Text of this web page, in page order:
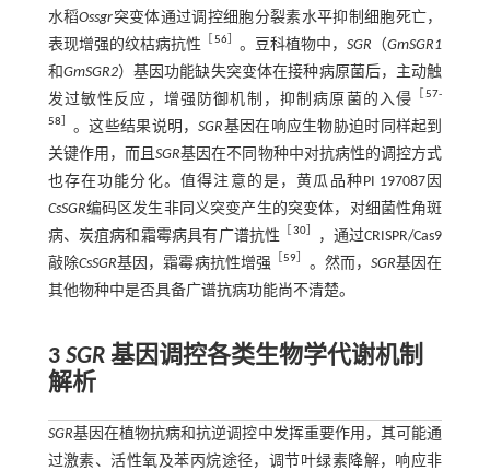
水稻Ossgr突变体通过调控细胞分裂素水平抑制细胞死亡，
表现增强的纹枯病抗性
［56］ 。豆科植物中，SGR （GmSGR1
和GmSGR2）基因功能缺失突变体在接种病原菌后，主动触
发过敏性反应，增强防御机制，抑制病原菌的入侵
［57-
58］ 。这些结果说明，SGR基因在响应生物胁迫时同样起到
关键作用，而且SGR基因在不同物种中对抗病性的调控方式
也存在功能分化。值得注意的是，黄瓜品种PI 197087因
CsSGR编码区发生非同义突变产生的突变体，对细菌性角斑
病、炭疽病和霜霉病具有广谱抗性
［30］
，通过CRISPR/Cas9
敲除CsSGR基因，霜霉病抗性增强 ［59］ 。然而，SGR基因在
其他物种中是否具备广谱抗病功能尚不清楚。
3 SGR基因调控各类生物学代谢机制
解析
SGR基因在植物抗病和抗逆调控中发挥重要作用，其可能通
过激素、活性氧及苯丙烷途径，调节叶绿素降解，响应非